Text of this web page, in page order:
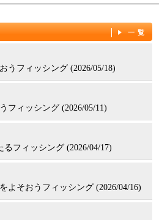
一覧
うフィッシング (2026/05/18)
フィッシング (2026/05/11)
フィッシング (2026/04/17)
よそおうフィッシング (2026/04/16)